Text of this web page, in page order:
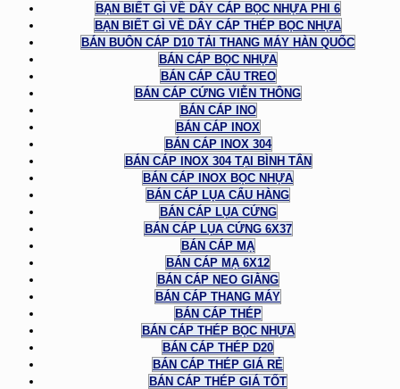
BẠN BIẾT GÌ VỀ DÂY CÁP BỌC NHỰA PHI 6
BẠN BIẾT GÌ VỀ DÂY CÁP THÉP BỌC NHỰA
BÁN BUÔN CÁP D10 TẢI THANG MÁY HÀN QUỐC
BÁN CÁP BỌC NHỰA
BÁN CÁP CẦU TREO
BÁN CÁP CỨNG VIỄN THÔNG
BÁN CÁP INO
BÁN CÁP INOX
BÁN CÁP INOX 304
BÁN CÁP INOX 304 TẠI BÌNH TÂN
BÁN CÁP INOX BỌC NHỰA
BÁN CÁP LỤA CẨU HÀNG
BÁN CÁP LỤA CỨNG
BÁN CÁP LỤA CỨNG 6X37
BÁN CÁP MẠ
BÁN CÁP MẠ 6X12
BÁN CÁP NEO GIẰNG
BÁN CÁP THANG MÁY
BÁN CÁP THÉP
BÁN CÁP THÉP BỌC NHỰA
BÁN CÁP THÉP D20
BÁN CÁP THÉP GIÁ RẺ
BÁN CÁP THÉP GIÁ TỐT